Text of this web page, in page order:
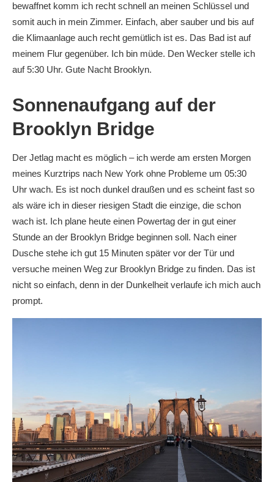
bewaffnet komm ich recht schnell an meinen Schlüssel und
somit auch in mein Zimmer. Einfach, aber sauber und bis auf
die Klimaanlage auch recht gemütlich ist es. Das Bad ist auf
meinem Flur gegenüber. Ich bin müde. Den Wecker stelle ich
auf 5:30 Uhr. Gute Nacht Brooklyn.
Sonnenaufgang auf der
Brooklyn Bridge
Der Jetlag macht es möglich – ich werde am ersten Morgen
meines Kurztrips nach New York ohne Probleme um 05:30
Uhr wach. Es ist noch dunkel draußen und es scheint fast so
als wäre ich in dieser riesigen Stadt die einzige, die schon
wach ist. Ich plane heute einen Powertag der in gut einer
Stunde an der Brooklyn Bridge beginnen soll. Nach einer
Dusche stehe ich gut 15 Minuten später vor der Tür und
versuche meinen Weg zur Brooklyn Bridge zu finden. Das ist
nicht so einfach, denn in der Dunkelheit verlaufe ich mich auch
prompt.